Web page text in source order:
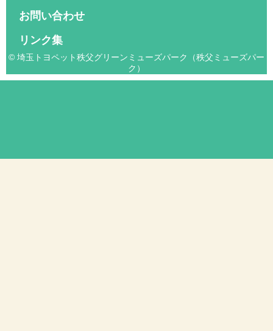
お問い合わせ
リンク集
© 埼玉トヨペット秩父グリーンミューズパーク（秩父ミューズパー
ク）